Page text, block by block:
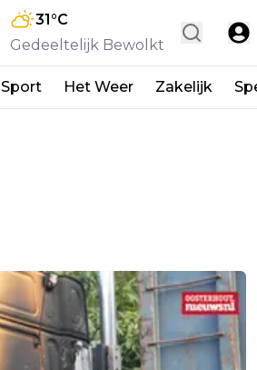
31°C
Gedeeltelijk Bewolkt
Sport Het Weer Zakelijk